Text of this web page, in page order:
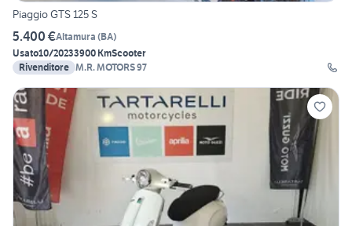
Piaggio GTS 125 S
5.400 €Altamura (BA)
Usato10/20233900 KmScooter
Rivenditore M.R. MOTORS 97